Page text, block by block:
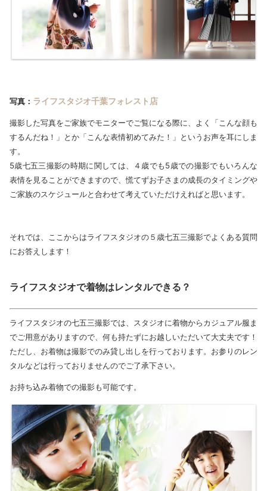
写真： ライフスタジオ千葉フォレスト店
撮影した写真をご家族でモニターでご覧になる際に、よく「こんな顔も
するんだね！」とか「こんな表情初めてみた！」というお声を耳にしま
す。
5歳七五三撮影の時期に関しては、４歳でも5歳での撮影でもいろんな
表情を見ることができますので、慌てずお子さまの成長のタイミングや
ご家族のスケジュールと合わせて考えていただけえればと思います。
それでは、ここからはライフスタジオの５歳七五三撮影でよくある質問
にお答えします！
ライフスタジオで着物はレンタルできる？
ライフスタジオの七五三撮影では、スタジオに着物からカジュアル服ま
でご用意がありますので、何も持たずにお越しいただいて大丈夫です！
ただし、お着物は撮影でのみ貸し出しを行っております。お参りのレン
タルなどは行っておりませんのでご了承下さい。
お持ち込み着物での撮影も可能です。